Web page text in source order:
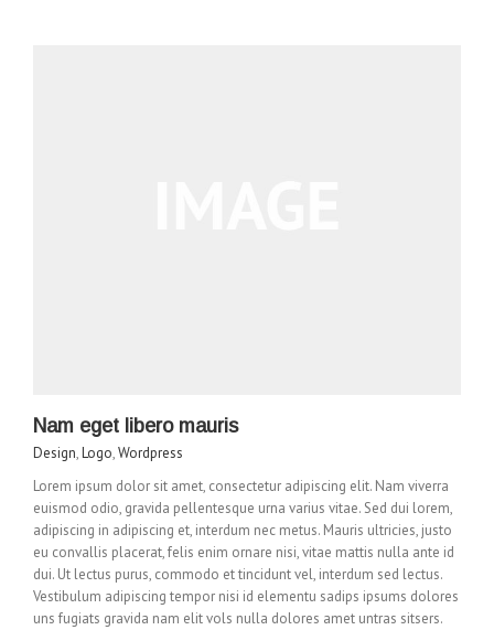
Nam eget libero mauris
Design,Logo,Wordpress
Lorem ipsum dolor sit amet, consectetur adipiscing elit. Nam viverra
euismod odio, gravida pellentesque urna varius vitae. Sed dui lorem,
adipiscing in adipiscing et, interdum nec metus. Mauris ultricies, justo
eu convallis placerat, felis enim ornare nisi, vitae mattis nulla ante id
dui. Ut lectus purus, commodo et tincidunt vel, interdum sed lectus.
Vestibulum adipiscing tempor nisi id elementu sadips ipsums dolores
uns fugiats gravida nam elit vols nulla dolores amet untras sitsers.